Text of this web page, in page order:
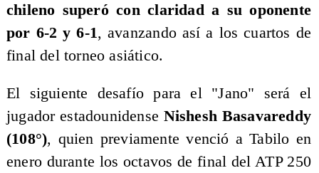
chileno superó con claridad a su oponente
por 6-2 y 6-1, avanzando así a los cuartos de
final del torneo asiático.
El siguiente desafío para el "Jano" será el
jugador estadounidense Nishesh Basavareddy
(108°), quien previamente venció a Tabilo en
enero durante los octavos de final del ATP 250